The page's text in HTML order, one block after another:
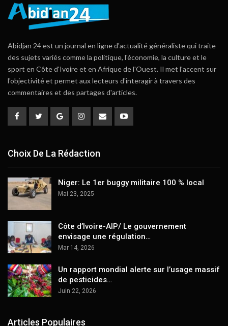
Abidjan 24 est un journal en ligne d'actualité généraliste qui traite
des sujets variés comme la politique, l'économie, la culture et le
sport en Côte d'Ivoire et en Afrique de l'Ouest. Il met l'accent sur
l'objectivité et permet aux lecteurs d'interagir à travers des
commentaires et des partages d'articles.
Choix De La Rédaction
Niger: Le 1er buggy militaire 100 % local
Mai 23, 2025
Côte d’Ivoire-AIP/ Le gouvernement
envisage une régulation…
Mar 14, 2026
Un rapport mondial alerte sur l’usage massif
de pesticides…
Juin 22, 2026
Articles Populaires